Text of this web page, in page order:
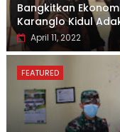
Bangkitkan
Karanglo Kidul
April 11, 2022
FEATURED